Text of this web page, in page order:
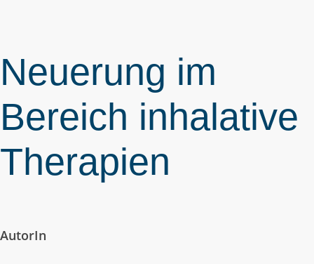
Neuerung im
Bereich inhalative
Therapien
AutorIn